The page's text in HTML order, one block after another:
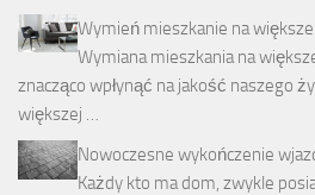
Wymień mieszkanie na większe
Wymiana mieszkania na
znacząco wpłynąć na jakość naszego
większej …
Nowoczesne wykończenie
Każdy kto ma dom, zwykle